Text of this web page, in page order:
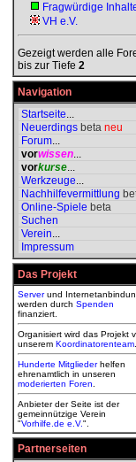
Fragwürdige
VH e.V.
Gezeigt werden alle
bis zur Tiefe 2
Navigation
Startseite...
Neuerdings beta neu
Forum...
vorwissen...
vorkurse...
Werkzeuge...
Nachhilfevermittlung
Online-Spiele beta
Suchen
Verein...
Impressum
Das Projekt
Serverund
werden durch Spenden
finanziert.
Organisiert wird das Projekt
unserem Koordinatorenteam
Hunderte Mitgliederhelfen
ehrenamtlich in unseren
moderierten Foren
Anbieter der Seite ist der
gemeinnützige Verein
"Vorhilfe.de e.V.".
Partnerseiten